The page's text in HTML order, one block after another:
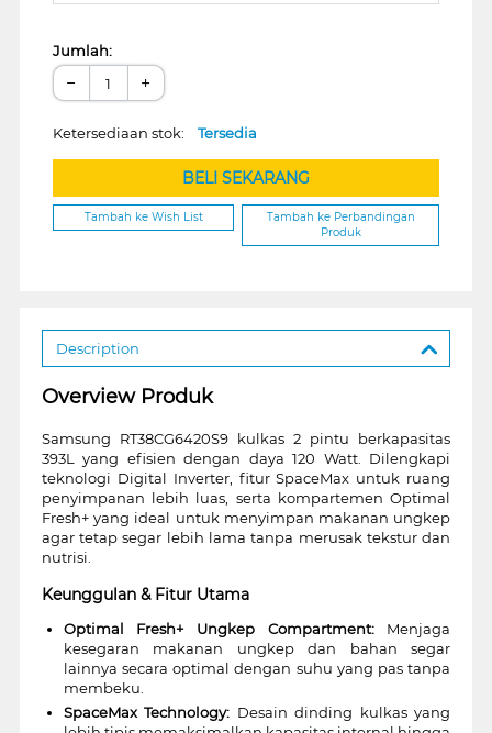
Jumlah:
− +
Ketersediaan stok: Tersedia
BELI SEKARANG
Tambah ke Wish List
Tambah ke Perbandingan
Produk
Description
Overview Produk
Samsung RT38CG6420S9 kulkas 2 pintu berkapasitas
393L yang efisien dengan daya 120 Watt. Dilengkapi
teknologi Digital Inverter, fitur SpaceMax untuk ruang
penyimpanan lebih luas, serta kompartemen Optimal
Fresh+ yang ideal untuk menyimpan makanan ungkep
agar tetap segar lebih lama tanpa merusak tekstur dan
nutrisi.
Keunggulan & Fitur Utama
Optimal Fresh+ Ungkep Compartment:Menjaga
kesegaran makanan ungkep dan bahan segar
lainnya secara optimal dengan suhu yang pas tanpa
membeku.
SpaceMax Technology: Desain dinding kulkas yang